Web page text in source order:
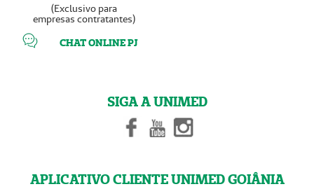
(Exclusivo para
empresas contratantes)
CHAT ONLINE PJ
SIGA A UNIMED
APLICATIVO CLIENTE UNIMED GOIÂNIA